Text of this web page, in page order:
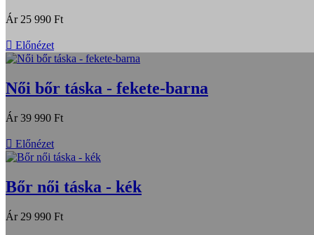
Ár 25 990 Ft
 Előnézet
Női bőr táska - fekete-barna
Ár 39 990 Ft
 Előnézet
Bőr női táska - kék
Ár 29 990 Ft